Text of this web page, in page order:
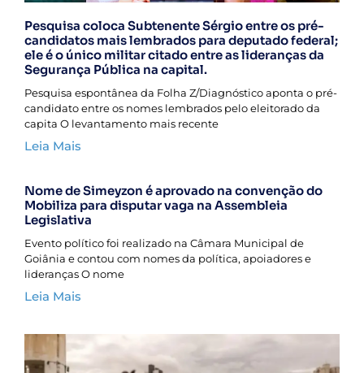
Pesquisa coloca Subtenente Sérgio entre os pré-
candidatos mais lembrados para deputado federal;
ele é o único militar citado entre as lideranças da
Segurança Pública na capital.
Pesquisa espontânea da Folha Z/Diagnóstico aponta o pré-
candidato entre os nomes lembrados pelo eleitorado da
capita O levantamento mais recente
Leia Mais
Nome de Simeyzon é aprovado na convenção do
Mobiliza para disputar vaga na Assembleia
Legislativa
Evento político foi realizado na Câmara Municipal de
Goiânia e contou com nomes da política, apoiadores e
lideranças O nome
Leia Mais